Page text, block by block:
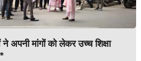
अपनी मांगों को लेकर उच्च शिक्षा